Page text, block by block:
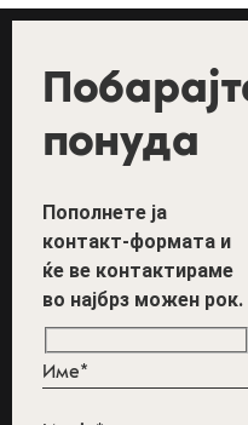
понуда
Пополнете ја
контакт-формата и
ќе ве контактираме
во најбрз можен рок.